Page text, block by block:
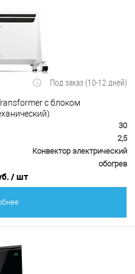
Под заказ (10-12 дней)
с блоком
30
2,5
Конвектор электрический
обогрев
/ шт